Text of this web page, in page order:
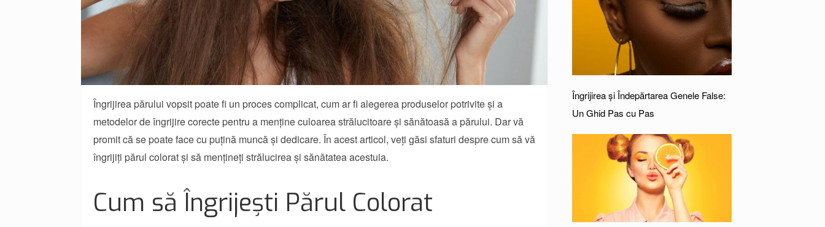
Îngrijirea părului vopsit poate fi un proces complicat, cum ar fi alegerea produselor potrivite și a
metodelor de îngrijire corecte pentru a menține culoarea strălucitoare și sănătoasă a părului. Dar vă
promit că se poate face cu puțină muncă și dedicare. În acest articol, veți găsi sfaturi despre cum să vă
îngrijiți părul colorat și să mențineți strălucirea și sănătatea acestuia.
Cum să Îngrijești Părul Colorat
Îngrijirea și Îndepărtarea Genele False:
Un Ghid Pas cu Pas